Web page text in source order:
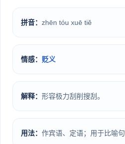
拼音： zhēn tóu xuē tiě
情感： 贬义
解释： 形容极力刮削搜刮。
用法： 作宾语、定语；用于比喻句